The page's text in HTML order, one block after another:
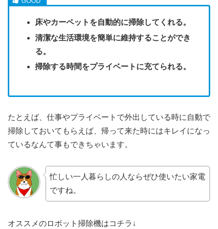
床やカーペットを自動的に掃除してくれる。
清潔な生活環境を簡単に維持することができ
る。
掃除する時間をプライベートに充てられる。
たとえば、仕事やプライベートで外出している時に自動で
掃除しておいてもらえば、帰って来た時にはキレイになっ
ているなんて事もできちゃいます。
忙しい一人暮らしの人ならぜひ使いたい家電
ですね。
オススメのロボット掃除機はコチラ↓